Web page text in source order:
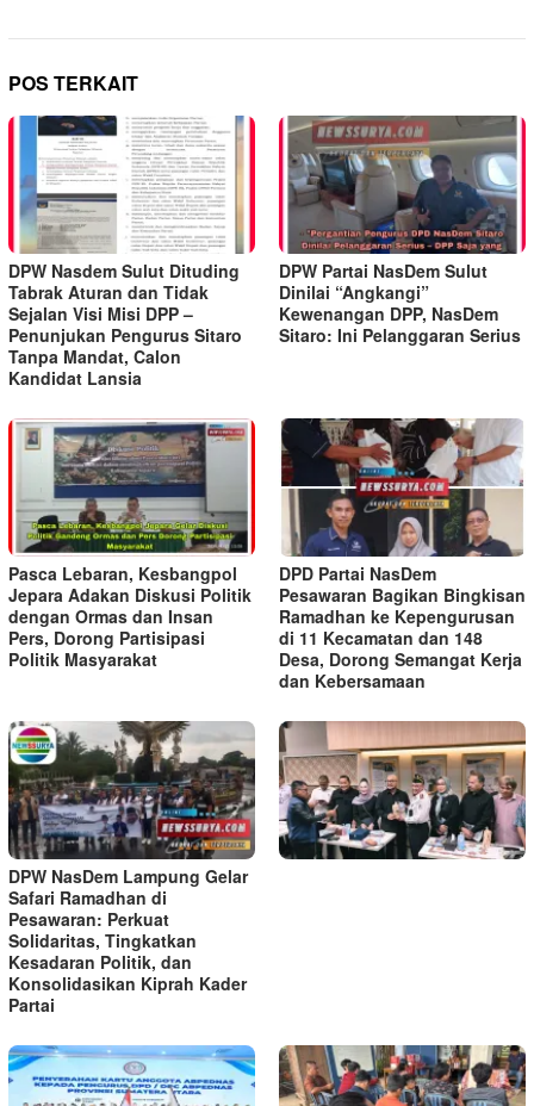
POS TERKAIT
DPW Nasdem Sulut Dituding
Tabrak Aturan dan Tidak
Sejalan Visi Misi DPP –
Penunjukan Pengurus Sitaro
Tanpa Mandat, Calon
Kandidat Lansia
DPW Partai NasDem Sulut
Dinilai “Angkangi”
Kewenangan DPP, NasDem
Sitaro: Ini Pelanggaran Serius
Pasca Lebaran, Kesbangpol
Jepara Adakan Diskusi Politik
dengan Ormas dan Insan
Pers, Dorong Partisipasi
Politik Masyarakat
DPD Partai NasDem
Pesawaran Bagikan Bingkisan
Ramadhan ke Kepengurusan
di 11 Kecamatan dan 148
Desa, Dorong Semangat Kerja
dan Kebersamaan
DPW NasDem Lampung Gelar
Safari Ramadhan di
Pesawaran: Perkuat
Solidaritas, Tingkatkan
Kesadaran Politik, dan
Konsolidasikan Kiprah Kader
Partai